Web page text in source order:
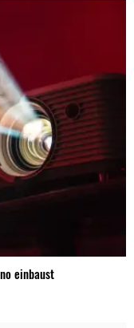
einbaust